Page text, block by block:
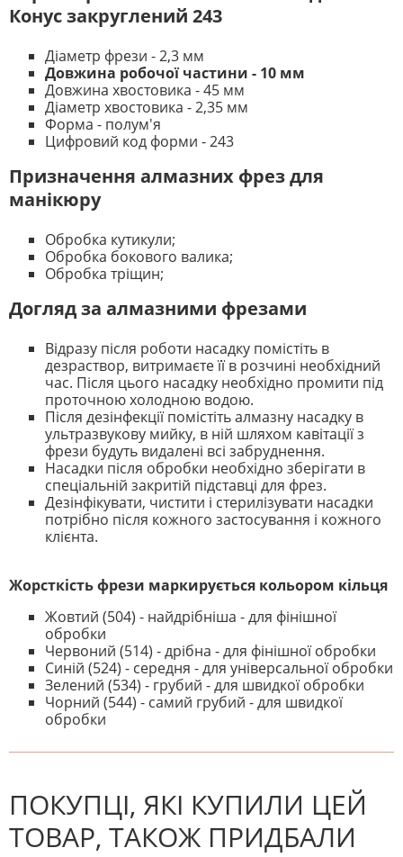
Конус закруглений 243
Діаметр фрези - 2,3 мм
Довжина робочої частини - 10 мм
Довжина хвостовика - 45 мм
Діаметр хвостовика - 2,35 мм
Форма - полум'я
Цифровий код форми - 243
Призначення алмазних фрез для
манікюру
Обробка кутикули;
Обробка бокового валика;
Обробка тріщин;
Догляд за алмазними фрезами
Відразу після роботи насадку помістіть в
дезраствор, витримаєте її в розчині необхідний
час. Після цього насадку необхідно промити під
проточною холодною водою.
Після дезінфекції помістіть алмазну насадку в
ультразвукову мийку, в ній шляхом кавітації з
фрези будуть видалені всі забруднення.
Насадки після обробки необхідно зберігати в
спеціальній закритій підставці для фрез.
Дезінфікувати, чистити і стерилізувати насадки
потрібно після кожного застосування і кожного
клієнта.
Жорсткість фрези маркирується кольором кільця
Жовтий (504) - найдрібніша - для фінішної
обробки
Червоний (514) - дрібна - для фінішної обробки
Синій (524) - середня - для універсальної обробки
Зелений (534) - грубий - для швидкої обробки
Чорний (544) - самий грубий - для швидкої
обробки
На даний час немає відгуків. Ви
ПОКУПЦІ, ЯКІ КУПИЛИ ЦЕЙ
ТОВАР, ТАКОЖ ПРИДБАЛИ